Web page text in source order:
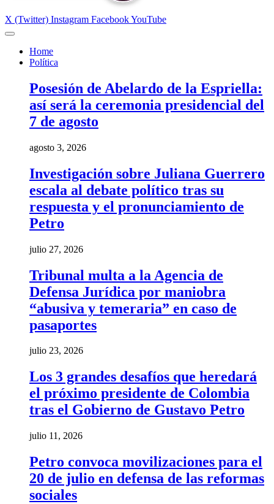
X (Twitter) Instagram FacebookYouTube
Home
Política
Posesión de Abelardo de la Espriella:
así será la ceremonia presidencial del
7 de agosto
agosto 3, 2026
Investigación sobre Juliana Guerrero
escala al debate político tras su
respuesta y el pronunciamiento de
Petro
julio 27, 2026
Tribunal multa a la Agencia de
Defensa Jurídica por maniobra
“abusiva y temeraria” en caso de
pasaportes
julio 23, 2026
Los 3 grandes desafíos que heredará
el próximo presidente de Colombia
tras el Gobierno de Gustavo Petro
julio 11, 2026
Petro convoca movilizaciones para el
20 de julio en defensa de las reformas
sociales